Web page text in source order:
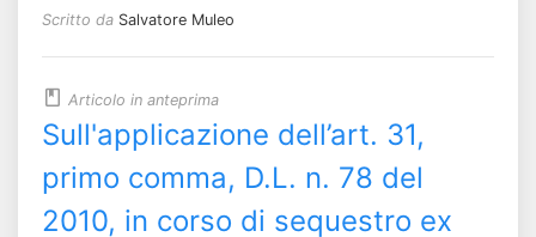
Scritto da Salvatore Muleo
Articolo in anteprima
Sull'applicazione dell’art. 31,
primo comma, D.L. n. 78 del
2010, in corso di sequestro ex